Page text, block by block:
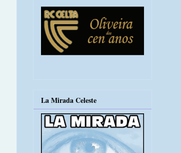
La Mirada Celeste